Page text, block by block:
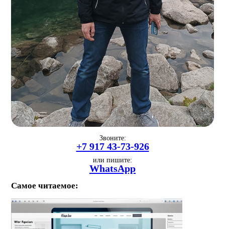
Звоните:
+7 917 43-73-926
или пишите:
WhatsApp
Самое читаемое: